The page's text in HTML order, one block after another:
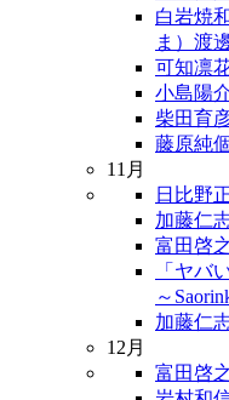
白岩焼
ま）渡
可知凛
小島陽
柴田育
藤原純
11月
日比野
加藤仁
富田啓
「ヤバ
～
加藤仁
12月
富田啓